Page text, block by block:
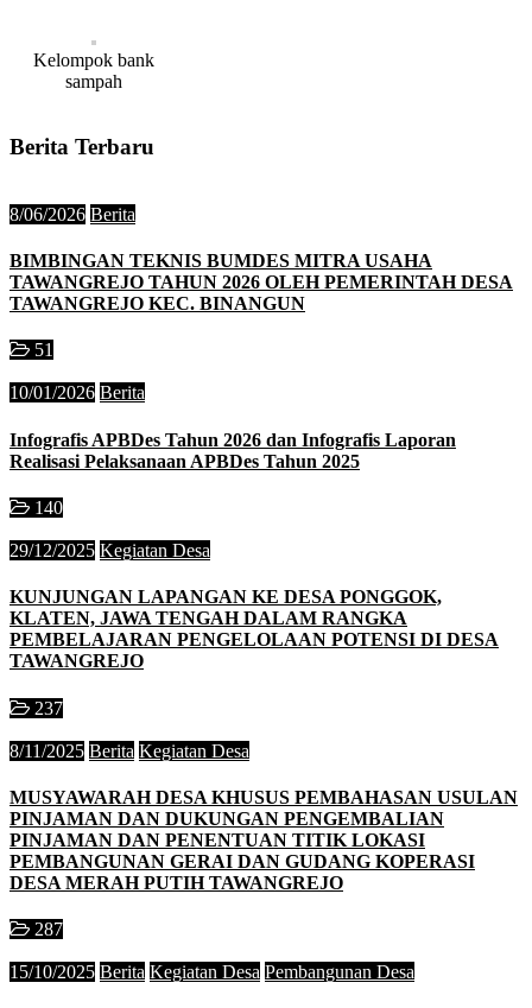
Kelompok bank
sampah
Berita Terbaru
8/06/2026 Berita
BIMBINGAN TEKNIS BUMDES MITRA USAHA
TAWANGREJO TAHUN 2026 OLEH PEMERINTAH DESA
TAWANGREJO KEC. BINANGUN
51
10/01/2026 Berita
Infografis APBDes Tahun 2026 dan Infografis Laporan
Realisasi Pelaksanaan APBDes Tahun 2025
140
29/12/2025 Kegiatan Desa
KUNJUNGAN LAPANGAN KE DESA PONGGOK,
KLATEN, JAWA TENGAH DALAM RANGKA
PEMBELAJARAN PENGELOLAAN POTENSI DI DESA
TAWANGREJO
237
8/11/2025 Berita Kegiatan Desa
MUSYAWARAH DESA KHUSUS PEMBAHASAN USULAN
PINJAMAN DAN DUKUNGAN PENGEMBALIAN
PINJAMAN DAN PENENTUAN TITIK LOKASI
PEMBANGUNAN GERAI DAN GUDANG KOPERASI
DESA MERAH PUTIH TAWANGREJO
287
15/10/2025 Berita Kegiatan Desa Pembangunan Desa